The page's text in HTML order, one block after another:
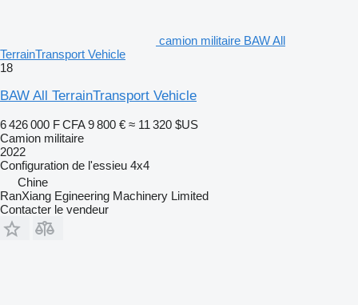
camion militaire BAW All
TerrainTransport Vehicle
18
BAW All TerrainTransport Vehicle
6 426 000 F CFA 9 800 € ≈ 11 320 $US
Camion militaire
2022
Configuration de l'essieu 4x4
Chine
RanXiang Egineering Machinery Limited
Contacter le vendeur